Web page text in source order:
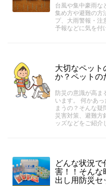
台風や集中豪雨な
集め方や避難の方
プ、大雨警報・注
予報などに気を付
大切なペッ
か？ペットの
防災の意識が高ま
います。 何かあ
まうの？そんな
災害対策、避難方
ッズなどをご紹介
どんな状況
害！！そんな
出し用防災セ